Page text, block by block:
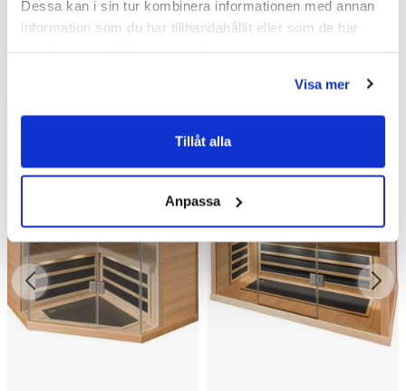
Dessa kan i sin tur kombinera informationen med annan
information som du har tillhandahållit eller som de har
Visa mer
Tillåt alla
Anpassa
Liknande produkter